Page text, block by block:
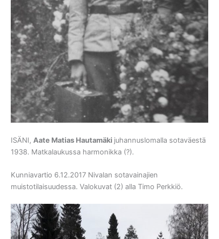
ISÄNI,Aate Matias Hautamäki juhannuslomalla sotaväestä
1938. Matkalaukussa harmonikka (?).
Kunniavartio 6.12.2017 Nivalan sotavainajien
muistotilaisuudessa. Valokuvat (2) alla Timo Perkkiö.